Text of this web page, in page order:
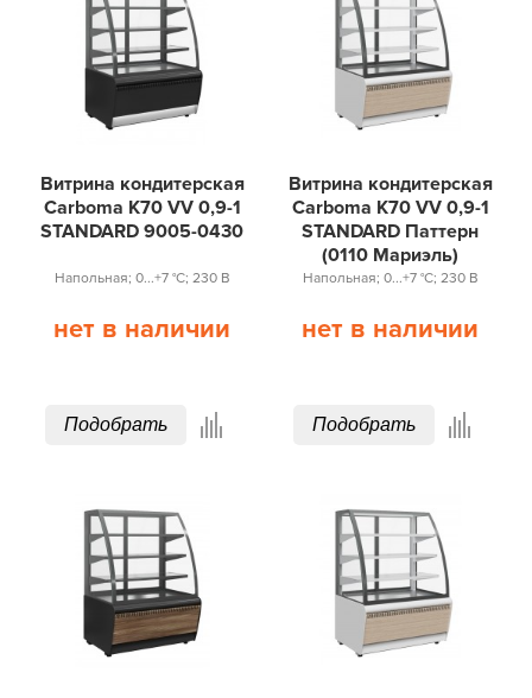
Витрина кондитерская
Carboma K70 VV 0,9-1
STANDARD 9005-0430
Напольная; 0...+7 °С; 230 В
нет в наличии
Подобрать
Витрина кондитерская
Carboma K70 VV 0,9-1
STANDARD Паттерн
(0110 Мариэль)
Напольная; 0...+7 °С; 230 В
нет в наличии
Подобрать